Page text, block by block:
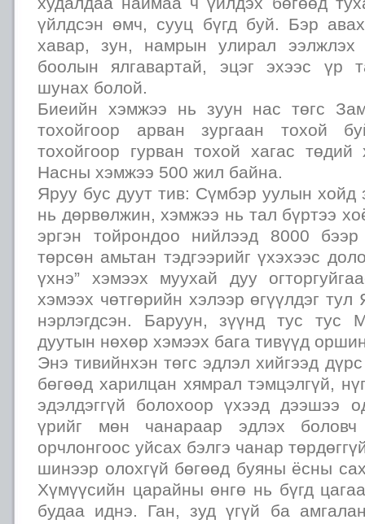
үйлдсэн өмч, сууц бүгд буй. Бэр
хавар, зун, намрын улирал ээлжлэх
боолын ялгавартай, эцэг эхээс үр
шунах болой.
Биеийн хэмжээ нь зуун нас төгс
тохойгоор арван зургаан тохой
тохойгоор гурван тохой хагас төдий
Насны хэмжээ 500 жил байна.
Яруу бус дуут тив: Сүмбэр уулын хойд
нь дөрвөлжин, хэмжээ нь тал бүртээ
эргэн тойрондоо нийлээд 8000
төрсөн амьтан тэдгээрийг үхэхээс
үхнэ” хэмээх муухай дуу
хэмээх чөтгөрийн хэлээр өгүүлдэг
нэрлэгдсэн. Баруун, зүүнд тус тус
дуутын нөхөр хэмээх бага тивүүд
Энэ тивийнхэн төгс эдлэл хийгээд
бөгөөд харилцан хямрал тэмцэлгүй,
эдэлдэггүй болохоор үхээд дээшээ
үрийг мөн чанараар эдлэх
орчлонгоос уйсах бэлгэ чанар
шинээр олохгүй бөгөөд буяны ёсны
Хүмүүсийн царайны өнгө нь бүгд
будаа иднэ. Ган, зуд үгүй ба